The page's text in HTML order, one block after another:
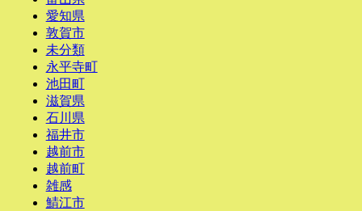
愛知県
敦賀市
未分類
永平寺町
池田町
滋賀県
石川県
福井市
越前市
越前町
雑感
鯖江市